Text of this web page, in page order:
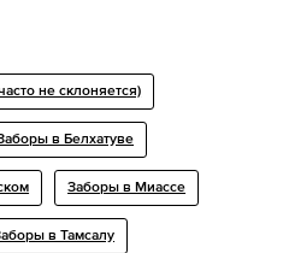
не склоняется)
в Белхатуве
Заборы в Миассе
в Тамсалу